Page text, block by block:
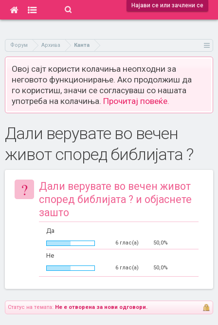
Најави се или зачлени се
Форум Архива Канта
Овој сајт користи колачиња неопходни за
неговото функционирање. Ако продолжиш да
го користиш, значи се согласуваш со нашата
употреба на колачиња. Прочитај повеќе.
Дали верувате во вечен
живот според библијата ?
?
Дали верувате во вечен живот
според библијата ? и објаснете
зашто
Да
6 глас(а) 50,0%
Не
6 глас(а) 50,0%
Статус на темата: Не е отворена за нови одговори.